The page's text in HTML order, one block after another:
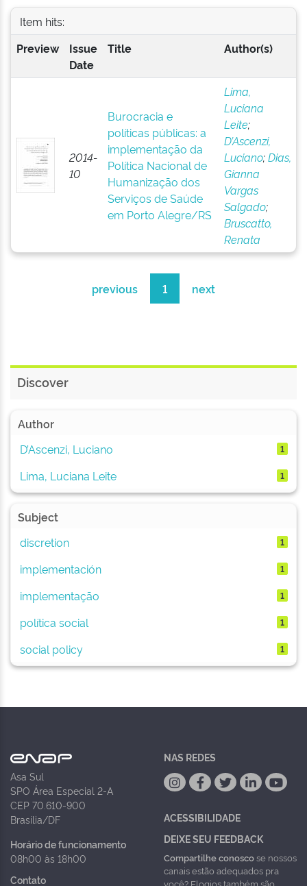
Item hits:
Preview
Issue
Date
Title Author(s)
2014-
10
Burocracia e
políticas públicas: a
implementação da
Política Nacional de
Humanização dos
Serviços de Saúde
em Porto Alegre/RS
Lima,
Luciana
Leite;
D’Ascenzi,
Luciano;Dias,
Gianna
Vargas
Salgado;
Bruscatto,
Renata
previous 1 next
Discover
Author
D’Ascenzi, Luciano
1
Lima, Luciana Leite 1
Subject
discretion
1
implementación 1
implementação 1
política social 1
social policy 1
Asa Sul
SPO Área Especial 2-A
CEP 70.610-900
Brasília/DF
Horário de funcionamento
08h00 às 18h00
Contato
NAS REDES
ACESSIBILIDADE
DEIXE SEU FEEDBACK
Compartilhe conoscose nossos
canais estão adequados pra
você? Elogios também são